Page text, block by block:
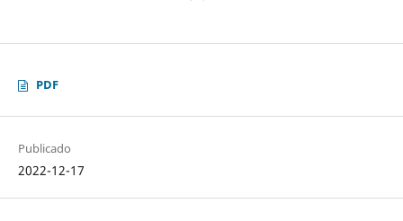
PDF
Publicado
2022-12-17